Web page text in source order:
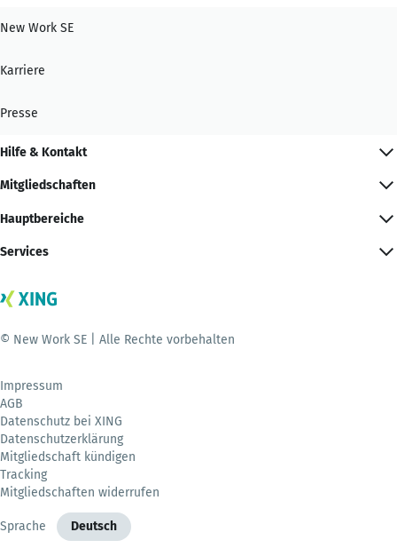
New Work SE
Karriere
Presse
Hilfe & Kontakt
Mitgliedschaften
Hauptbereiche
Services
© New Work SE | Alle Rechte vorbehalten
Impressum
AGB
Datenschutz bei XING
Datenschutzerklärung
Mitgliedschaft kündigen
Tracking
Mitgliedschaften widerrufen
Sprache Deutsch